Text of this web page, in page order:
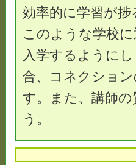
効率的に学習が
このような学校
入学するように
合、コネクショ
す。また、講師
う。